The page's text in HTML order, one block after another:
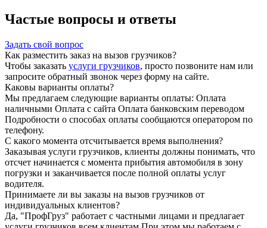
Частые вопросы и ответы
Задать свой вопрос
Как разместить заказ на вызов грузчиков?
Чтобы заказать услуги грузчиков, просто позвоните нам или
запросите обратный звонок через форму на сайте.
Каковы варианты оплаты?
Мы предлагаем следующие варианты оплаты: Оплата
наличными Оплата с сайта Оплата банковским переводом
Подробности о способах оплаты сообщаются оператором по
телефону.
С какого момента отсчитывается время выполнения?
Заказывая услуги грузчиков, клиенты должны понимать, что
отсчет начинается с момента прибытия автомобиля в зону
погрузки и заканчивается после полной оплаты услуг
водителя.
Принимаете ли вы заказы на вызов грузчиков от
индивидуальных клиентов?
Да, "ПрофГруз" работает с частными лицами и предлагает